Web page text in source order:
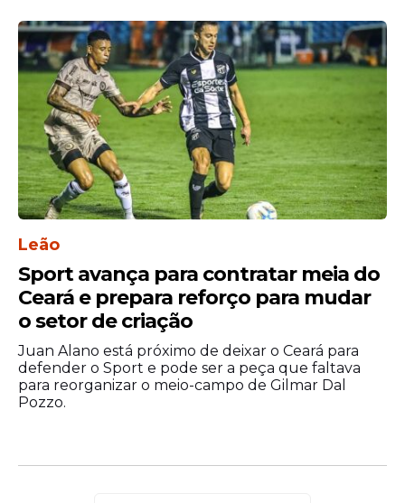
Leão
Sport avança para contratar meia do
Ceará e prepara reforço para mudar
o setor de criação
Juan Alano está próximo de deixar o Ceará para
defender o Sport e pode ser a peça que faltava
para reorganizar o meio-campo de Gilmar Dal
Pozzo.